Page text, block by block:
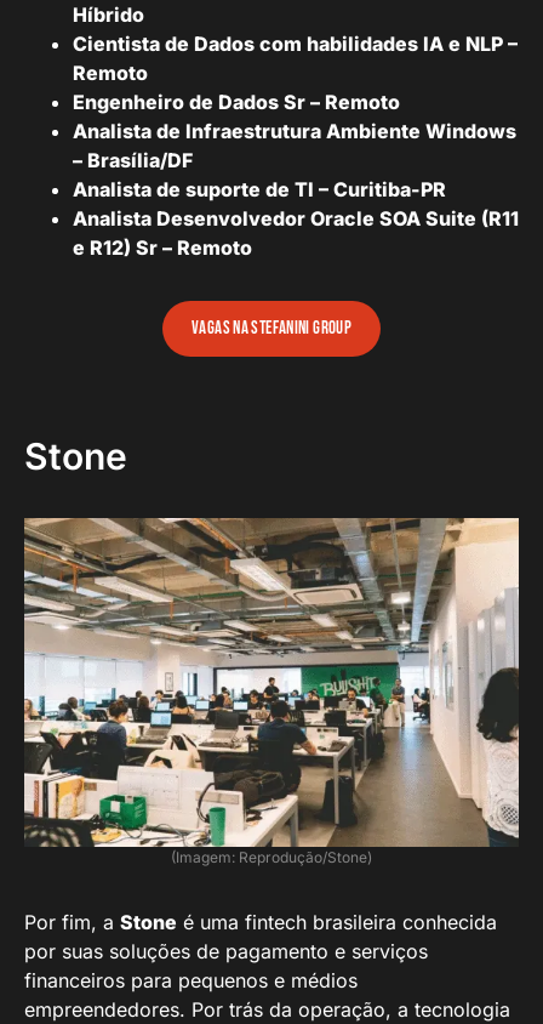
Híbrido
Cientista de Dados com habilidades IA e NLP –
Remoto
Engenheiro de Dados Sr – Remoto
Analista de Infraestrutura Ambiente Windows
– Brasília/DF
Analista de suporte de TI – Curitiba-PR
Analista Desenvolvedor Oracle SOA Suite (R11
e R12) Sr – Remoto
vagas na stefanini group
Stone
(Imagem: Reprodução/Stone)
Por fim, a Stone é uma fintech brasileira conhecida
por suas soluções de pagamento e serviços
financeiros para pequenos e médios
empreendedores. Por trás da operação, a tecnologia